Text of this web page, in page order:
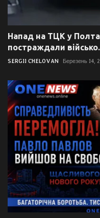
Напад на ТЦК у
постраждали
SERGII CHELOVAN Березень 14,